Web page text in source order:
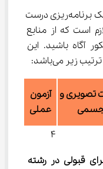
در نظر داشته باشید که برای داشتن یک برنامه‌ریزی درست
است که از منابع
آگاه باشید. این
زیر می‌باشد:
تصویری و
آزمون
عملی
۴
قبولی در رشته